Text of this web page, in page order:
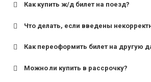
Как купить ж/д билет на поезд?
Что делать, если введены
Как переоформить билет на другую
Можно ли купить в рассрочку?